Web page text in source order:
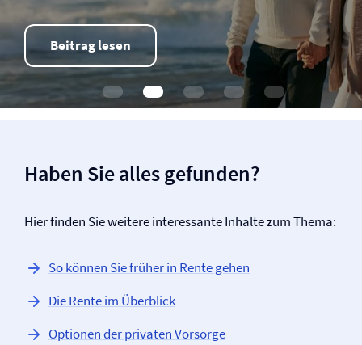
Beitrag lesen
Haben Sie alles gefunden?
Hier finden Sie weitere interessante Inhalte zum Thema:
So können Sie früher in Rente gehen
Die Rente im Überblick
Optionen der privaten Vorsorge